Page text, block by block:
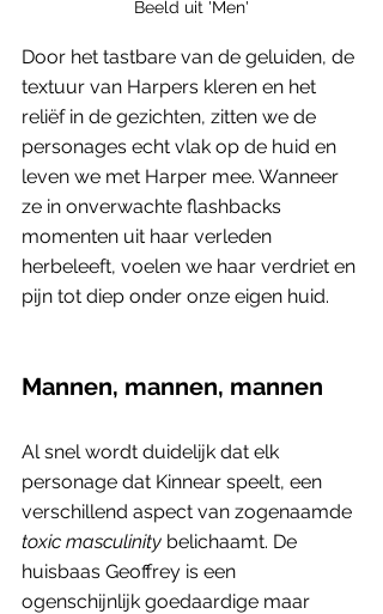
Beeld uit 'Men'
Door het tastbare van de geluiden, de
textuur van Harpers kleren en het
reliëf in de gezichten, zitten we de
personages echt vlak op de huid en
leven we met Harper mee. Wanneer
ze in onverwachte flashbacks
momenten uit haar verleden
herbeleeft, voelen we haar verdriet en
pijn tot diep onder onze eigen huid.
Mannen, mannen, mannen
Al snel wordt duidelijk dat elk
personage dat Kinnear speelt, een
verschillend aspect van zogenaamde
toxic masculinity belichaamt. De
huisbaas Geoffrey is een
ogenschijnlijk goedaardige maar